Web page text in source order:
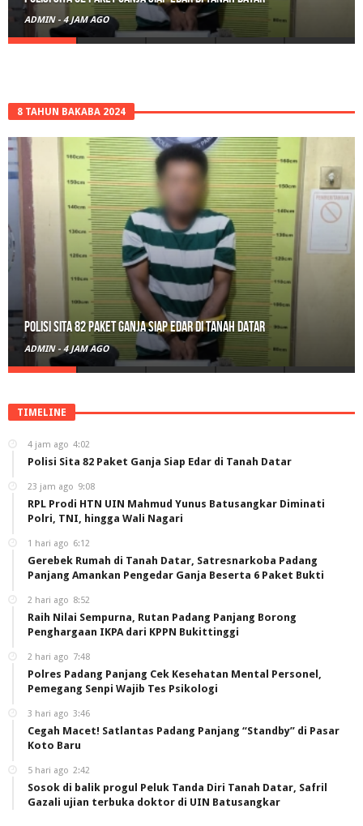
ADMIN - 4 JAM AGO
8 TAHUN BAKABA 2024
Polisi Sita 82 Paket Ganja Siap Edar di Tanah Datar
ADMIN - 4 JAM AGO
TIMELINE
4 jam ago 4:02
Polisi Sita 82 Paket Ganja Siap Edar di Tanah Datar
23 jam ago 9:08
RPL Prodi HTN UIN Mahmud Yunus Batusangkar Diminati
Polri, TNI, hingga Wali Nagari
1 hari ago 6:12
Gerebek Rumah di Tanah Datar, Satresnarkoba Padang
Panjang Amankan Pengedar Ganja Beserta 6 Paket Bukti
2 hari ago 8:52
Raih Nilai Sempurna, Rutan Padang Panjang Borong
Penghargaan IKPA dari KPPN Bukittinggi
2 hari ago 7:48
Polres Padang Panjang Cek Kesehatan Mental Personel,
Pemegang Senpi Wajib Tes Psikologi
3 hari ago 3:46
Cegah Macet! Satlantas Padang Panjang “Standby” di Pasar
Koto Baru
5 hari ago 2:42
Sosok di balik progul Peluk Tanda Diri Tanah Datar, Safril
Gazali ujian terbuka doktor di UIN Batusangkar